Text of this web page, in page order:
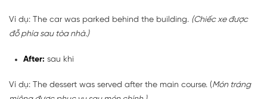
Ví dụ: The car was parked behind the building. (Chiếc xe được
đỗ phía sau tòa nhà.)
After: sau khi
Ví dụ: The dessert was served after the main course. (Món tráng